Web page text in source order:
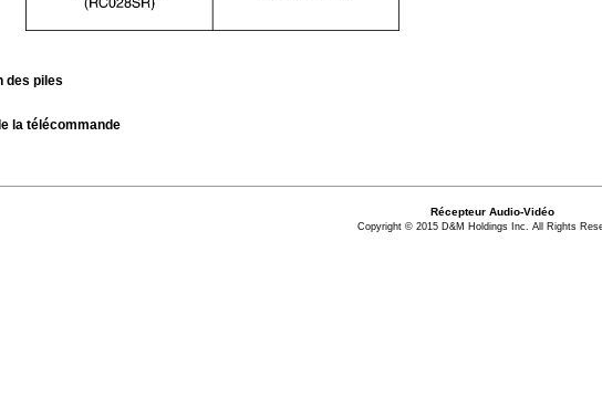
des piles
la télécommande
Récepteur Audio-Vidéo
Copyright © 2015 D&M Holdings Inc. All Rights